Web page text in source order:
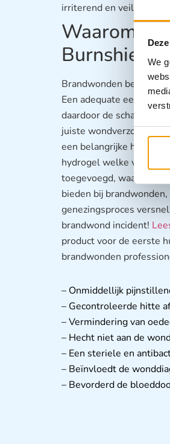
We
irriterend en veilig te
Waarom
Burnshield?
Brandwonden behoren
Een adequate eerste
daardoor de schadelijke
juiste wondverzorging
een belangrijke
hydrogel welke voor
toegevoegd, waaronder
bieden bij
genezingsproces
brandwond incident!
product voor de eerste
brandwonden
– Onmiddellijk
– Gecontroleerde hitte
– Vermindering van
– Hecht niet aan de
– Een steriele en
– Beïnvloedt de
– Bevorderd de